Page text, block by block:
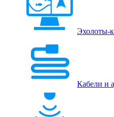
Эхолоты-
Кабели и